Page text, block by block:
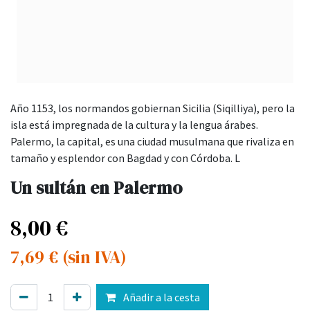
Año 1153, los normandos gobiernan Sicilia (Siqilliya), pero la
isla está impregnada de la cultura y la lengua árabes.
Palermo, la capital, es una ciudad musulmana que rivaliza en
tamaño y esplendor con Bagdad y con Córdoba. L
Un sultán en Palermo
8,00€
7,69 € (sin IVA)
Añadir a la cesta